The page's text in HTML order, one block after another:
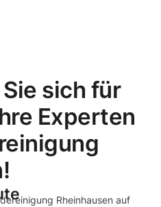
sich für
Experten
Rheinhausen auf